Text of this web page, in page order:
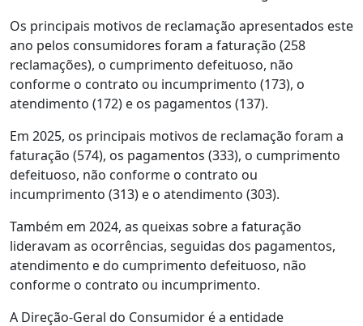
Os principais motivos de reclamação apresentados este
ano pelos consumidores foram a faturação (258
reclamações), o cumprimento defeituoso, não
conforme o contrato ou incumprimento (173), o
atendimento (172) e os pagamentos (137).
Em 2025, os principais motivos de reclamação foram a
faturação (574), os pagamentos (333), o cumprimento
defeituoso, não conforme o contrato ou
incumprimento (313) e o atendimento (303).
Também em 2024, as queixas sobre a faturação
lideravam as ocorrências, seguidas dos pagamentos,
atendimento e do cumprimento defeituoso, não
conforme o contrato ou incumprimento.
A Direção-Geral do Consumidor é a entidade